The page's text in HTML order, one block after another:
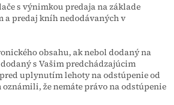
s výnimkou predaja na základe
a predaj kníh nedodávaných v
obsahu, ak nebol dodaný na
s Vašim predchádzajúcim
uplynutím lehoty na odstúpenie od
oznámili, že nemáte právo na odstúpenie